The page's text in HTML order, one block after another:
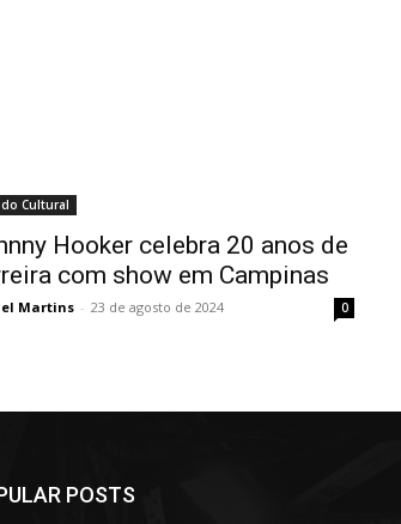
Cultural
Hooker celebra 20 anos de
com show em Campinas
Martins - 23 de agosto de 2024 0
POSTS